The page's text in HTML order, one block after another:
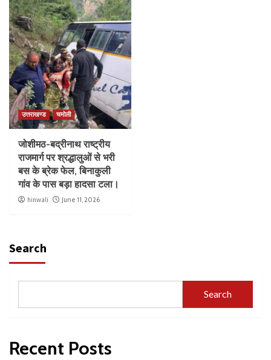
उत्तराखण्ड चमोली
जोशीमठ-बद्रीनाथ राष्ट्रीय
राजमार्ग पर श्रद्धालुओं से भरी
बस के ब्रेक फेल, बिनाकुली
गांव के पास बड़ा हादसा टला।
hinwali June 11, 2026
Search
Search
Recent Posts